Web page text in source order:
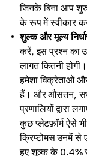
जिनके बिना आप
के रूप में स्वीकार
शुल्क और मूल्य
करें, इस प्रश्न का
लागत कितनी
हमेशा विक्रेताओं और
हैं। और औसतन, सभी
प्रणालियों
कुछ प्लेटफ़ॉर्म ऐसे
क्रिप्टोमस उनमें से
हुए शुल्क के 0.4%